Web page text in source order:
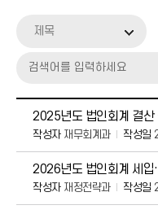
제목
2025년도 법인회계 결산
작성자재무회계과 작성일
2026년도 법인회계 세입
작성자재정전략과 작성일